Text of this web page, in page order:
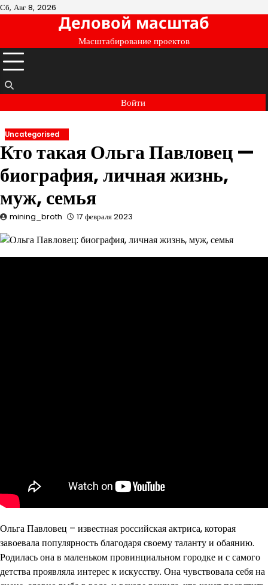
Перейти
Сб, Авг 8, 2026
Деловой масштаб
Масштабирование проектов
Войти
Uncategorised
Кто такая Ольга Павловец —
биография, личная жизнь,
муж, семья
mining_broth 17 февраля 2023
Ольга Павловец – известная российская актриса, которая
завоевала популярность благодаря своему таланту и обаянию.
Родилась она в маленьком провинциальном городке и с самого
детства проявляла интерес к искусству. Она чувствовала себя на